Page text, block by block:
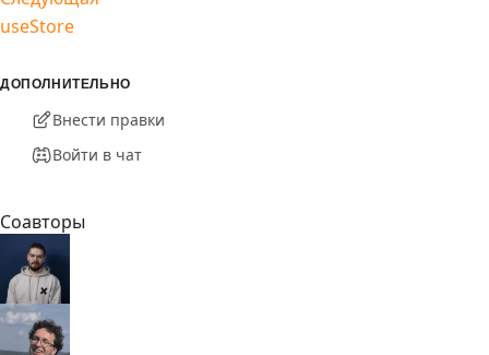
useStore
ДОПОЛНИТЕЛЬНО
Внести правки
Войти в чат
Соавторы